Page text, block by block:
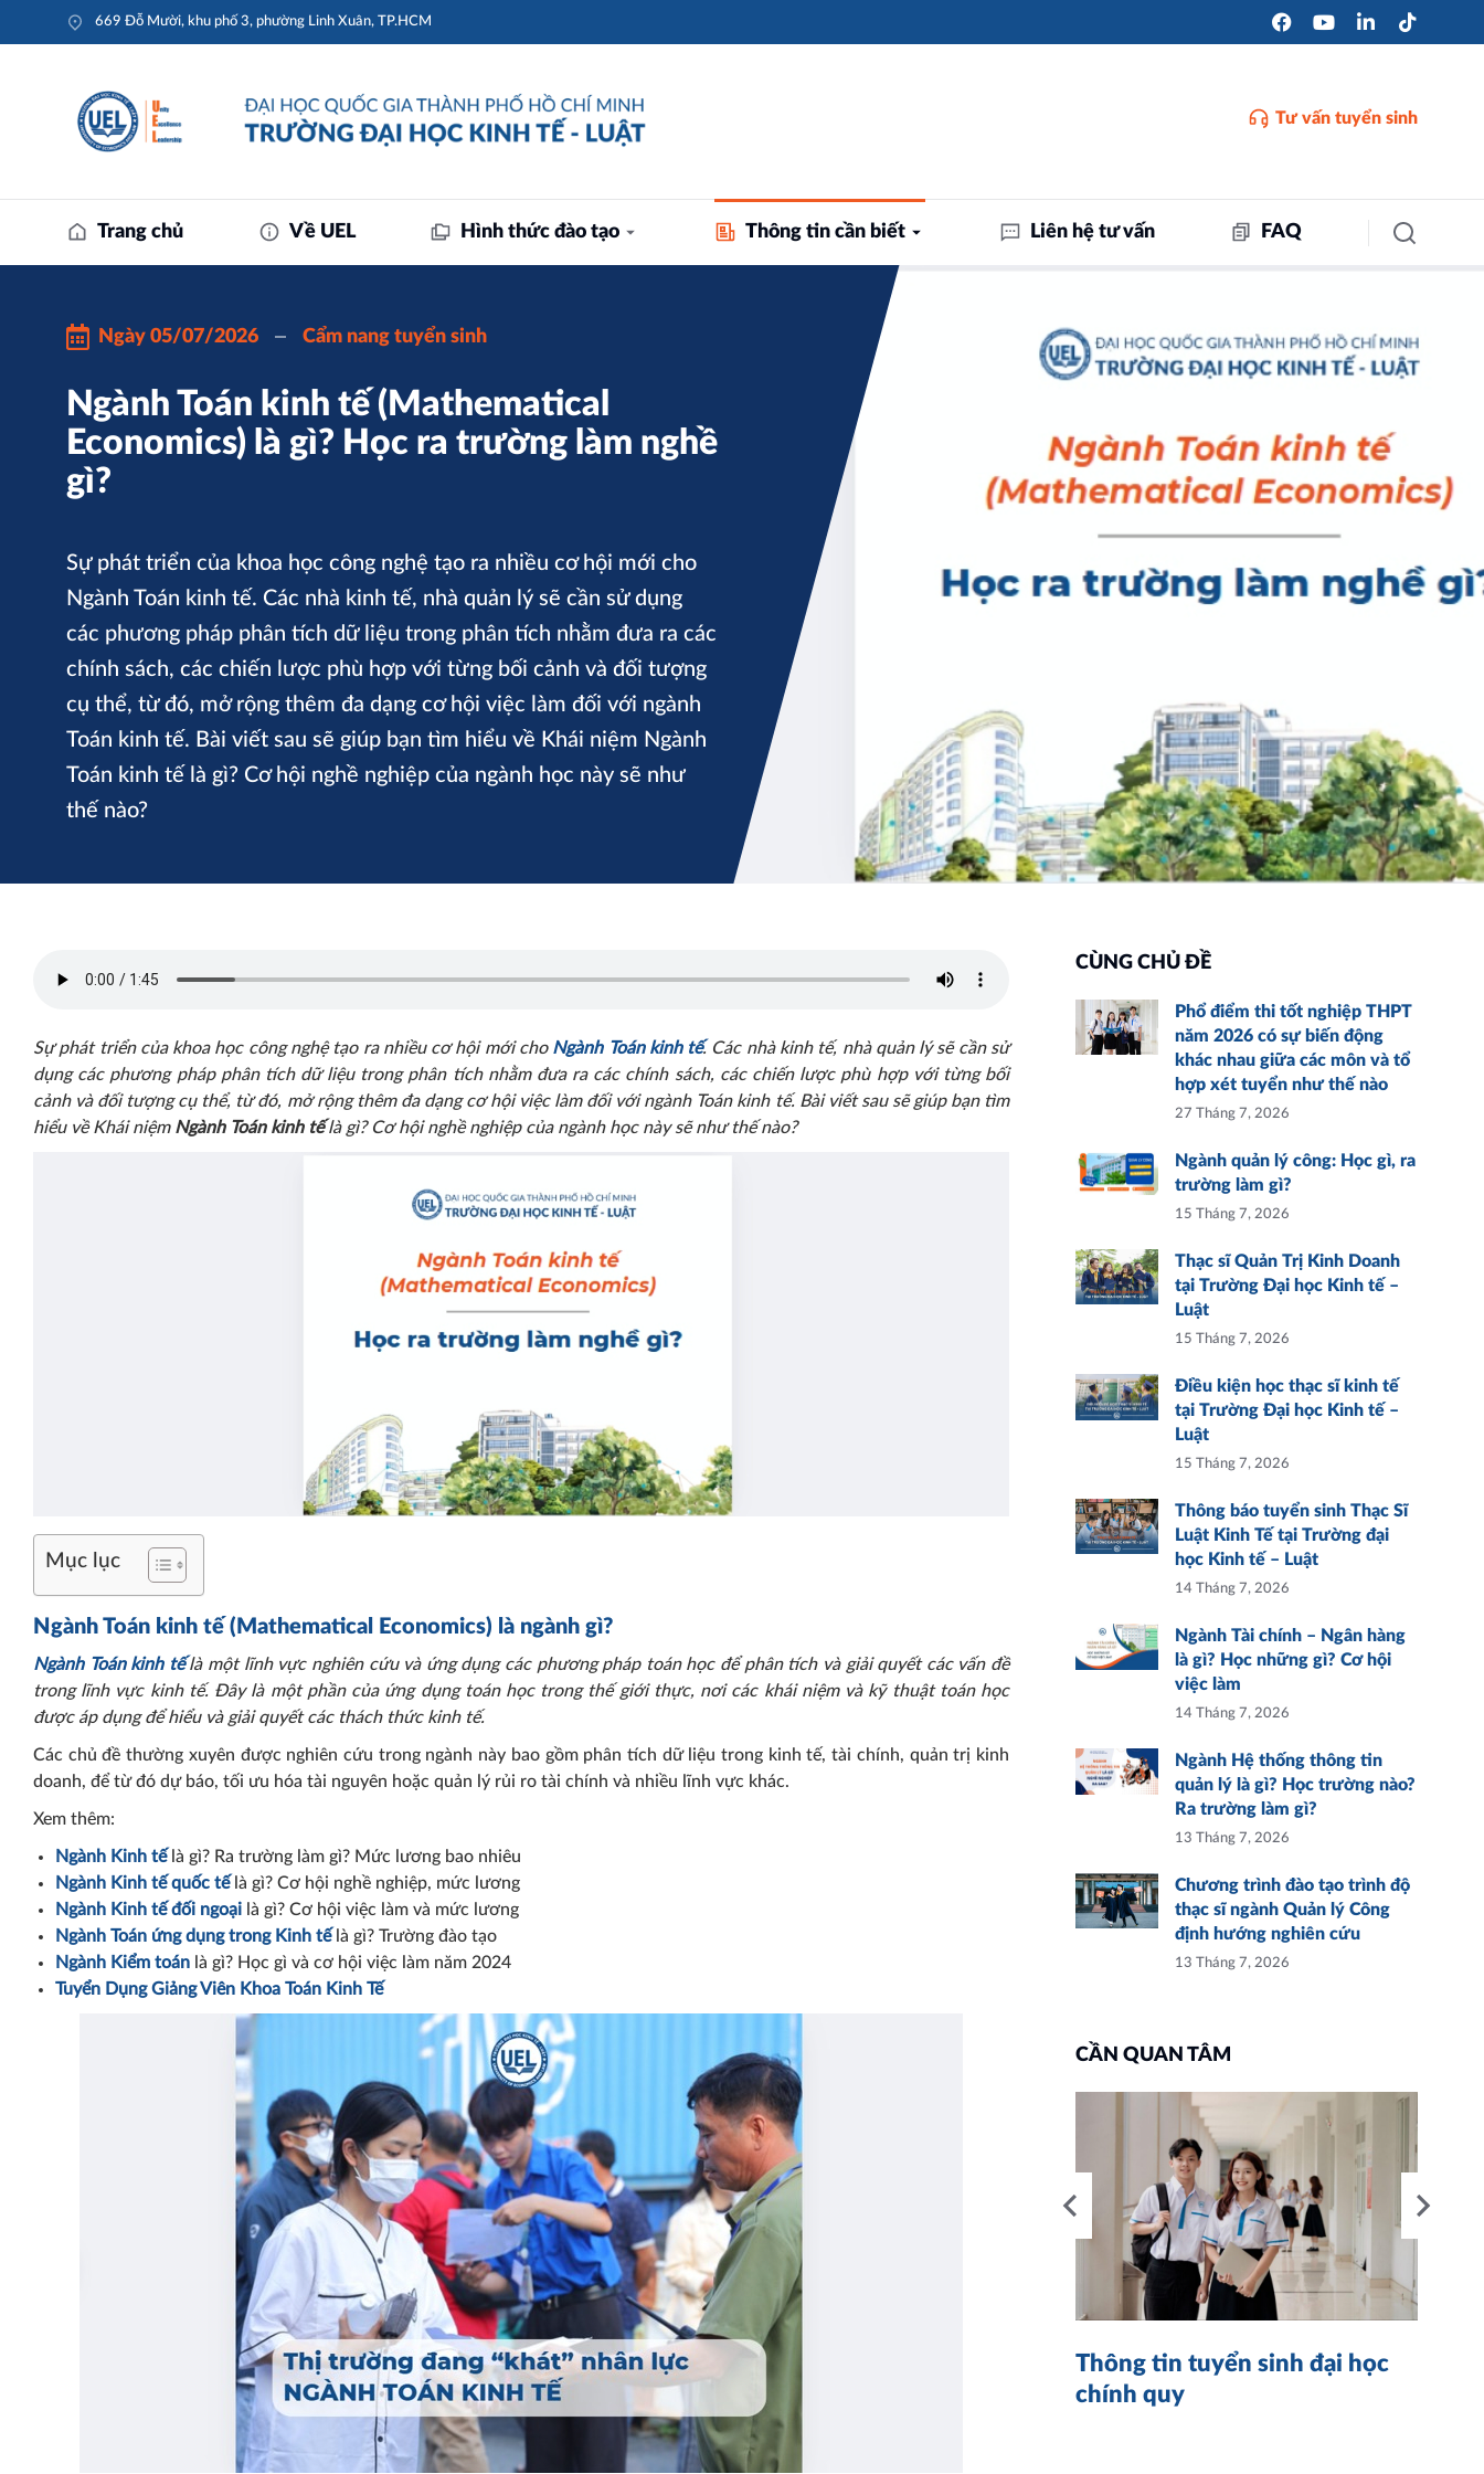
669 Đỗ Mười, khu phố 3, phường Linh Xuân, TP.HCM
Tư vấn tuyển sinh
Trang chủ Về UEL Hình thức đào tạo Thông tin cần biết Liên hệ tư vấn FAQ
Ngày 05/07/2026 Cẩm nang tuyển sinh
Ngành Toán kinh tế (Mathematical
Economics) là gì? Học ra trường làm nghề
gì?
Sự phát triển của khoa học công nghệ tạo ra nhiều cơ hội mới cho
Ngành Toán kinh tế. Các nhà kinh tế, nhà quản lý sẽ cần sử dụng
các phương pháp phân tích dữ liệu trong phân tích nhằm đưa ra các
chính sách, các chiến lược phù hợp với từng bối cảnh và đối tượng
cụ thể, từ đó, mở rộng thêm đa dạng cơ hội việc làm đối với ngành
Toán kinh tế. Bài viết sau sẽ giúp bạn tìm hiểu về Khái niệm Ngành
Toán kinh tế là gì? Cơ hội nghề nghiệp của ngành học này sẽ như
thế nào?
Sự phát triển của khoa học công nghệ tạo ra nhiều cơ hội mới cho Ngành Toán kinh tế. Các nhà kinh tế, nhà quản lý sẽ cần sử
dụng các phương pháp phân tích dữ liệu trong phân tích nhằm đưa ra các chính sách, các chiến lược phù hợp với từng bối
cảnh và đối tượng cụ thể, từ đó, mở rộng thêm đa dạng cơ hội việc làm đối với ngành Toán kinh tế. Bài viết sau sẽ giúp bạn tìm
hiểu về Khái niệm Ngành Toán kinh tếlà gì? Cơ hội nghề nghiệp của ngành học này sẽ như thế nào?
Mục lục
Ngành Toán kinh tế (Mathematical Economics) là ngành gì?
Ngành Toán kinh tếlà một lĩnh vực nghiên cứu và ứng dụng các phương pháp toán học để phân tích và giải quyết các vấn đề
trong lĩnh vực kinh tế. Đây là một phần của ứng dụng toán học trong thế giới thực, nơi các khái niệm và kỹ thuật toán học
được áp dụng để hiểu và giải quyết các thách thức kinh tế.
Các chủ đề thường xuyên được nghiên cứu trong ngành này bao gồm phân tích dữ liệu trong kinh tế, tài chính, quản trị kinh
doanh, để từ đó dự báo, tối ưu hóa tài nguyên hoặc quản lý rủi ro tài chính và nhiều lĩnh vực khác.
Xem thêm:
Ngành Kinh tếlà gì? Ra trường làm gì? Mức lương bao nhiêu
Ngành Kinh tế quốc tếlà gì? Cơ hội nghề nghiệp, mức lương
Ngành Kinh tế đối ngoại là gì? Cơ hội việc làm và mức lương
Ngành Toán ứng dụng trong Kinh tếlà gì? Trường đào tạo
Ngành Kiểm toán là gì? Học gì và cơ hội việc làm năm 2024
Tuyển Dụng Giảng Viên Khoa Toán Kinh Tế
CÙNG CHỦ ĐỀ
Phổ điểm thi tốt nghiệp THPT
năm 2026 có sự biến động
khác nhau giữa các môn và tổ
hợp xét tuyển như thế nào
27 Tháng 7, 2026
Ngành quản lý công: Học gì, ra
trường làm gì?
15 Tháng 7, 2026
Thạc sĩ Quản Trị Kinh Doanh
tại Trường Đại học Kinh tế –
Luật
15 Tháng 7, 2026
Điều kiện học thạc sĩ kinh tế
tại Trường Đại học Kinh tế –
Luật
15 Tháng 7, 2026
Thông báo tuyển sinh Thạc Sĩ
Luật Kinh Tế tại Trường đại
học Kinh tế – Luật
14 Tháng 7, 2026
Ngành Tài chính – Ngân hàng
là gì? Học những gì? Cơ hội
việc làm
14 Tháng 7, 2026
Ngành Hệ thống thông tin
quản lý là gì? Học trường nào?
Ra trường làm gì?
13 Tháng 7, 2026
Chương trình đào tạo trình độ
thạc sĩ ngành Quản lý Công
định hướng nghiên cứu
13 Tháng 7, 2026
CẦN QUAN TÂM
UEL công bố ngưỡng đảm bảo
chất lượng đầu vào năm 2024
Các phương thức tuyển sinh
đại học chính quy năm 2024
Thông tin tuyển sinh đại học
chính quy